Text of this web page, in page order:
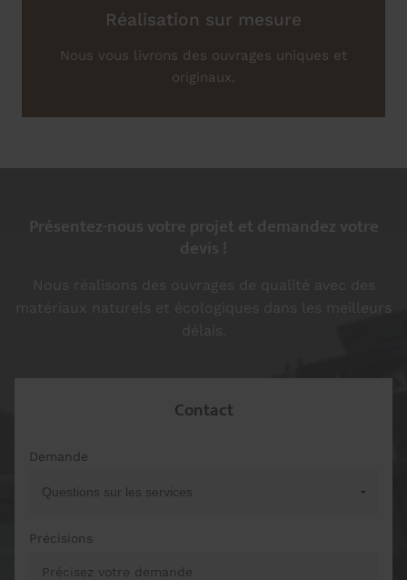
Réalisation sur mesure
Nous vous livrons des ouvrages uniques et
originaux.
Présentez-nous votre projet et demandez votre
matériaux naturels et écologiques dans les meilleurs
Contact
Demande
Précisions